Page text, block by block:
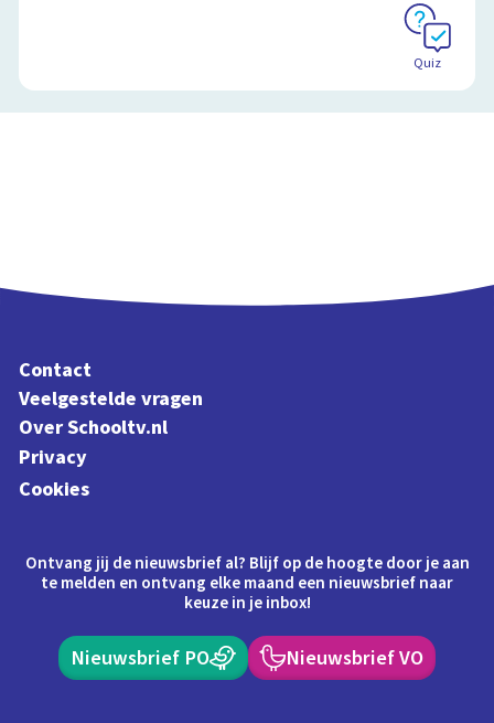
Quiz
Contact
Veelgestelde vragen
Over Schooltv.nl
Privacy
Cookies
Ontvang jij de nieuwsbrief al? Blijf op de hoogte door je aan
te melden en ontvang elke maand een nieuwsbrief naar
keuze in je inbox!
Nieuwsbrief PO Nieuwsbrief VO